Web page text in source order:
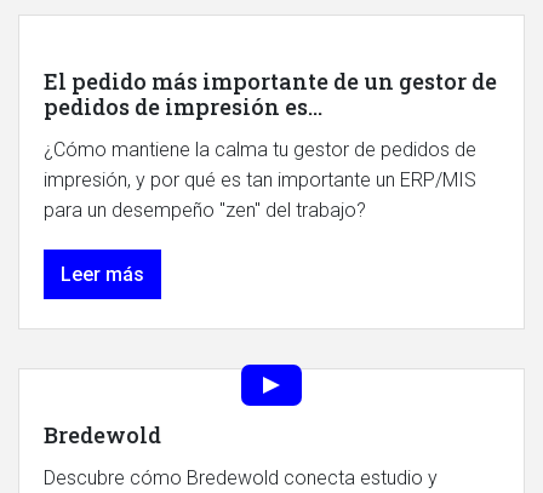
El pedido más importante de un gestor de
pedidos de impresión es...
¿Cómo mantiene la calma tu gestor de pedidos de
impresión, y por qué es tan importante un ERP/MIS
para un desempeño "zen" del trabajo?
Leer más
Bredewold
Descubre cómo Bredewold conecta estudio y